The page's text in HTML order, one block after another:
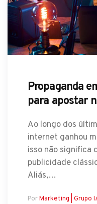
Propaganda
para apostar
Ao longo dos
internet ganhou
isso não significa
publicidade
Aliás,…
PorMarketing | Grupo